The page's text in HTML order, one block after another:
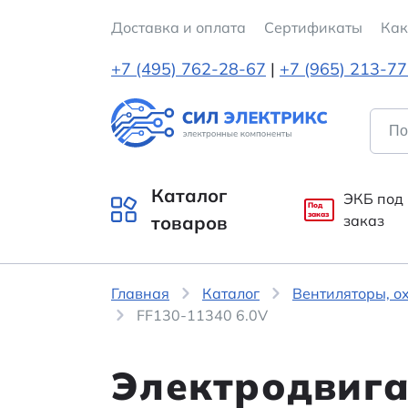
Доставка и оплата Cертификаты
+7 (495) 762-28-67 | +7 (965) 213-
Каталог
товаров
Под
заказ
ЭКБ под
заказ
Главная Каталог
Вентиляторы,
FF130-11340 6.0V